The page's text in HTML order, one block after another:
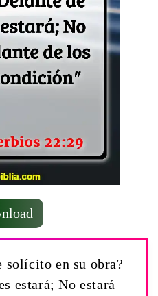
solícito en su obra?
estará; No estará